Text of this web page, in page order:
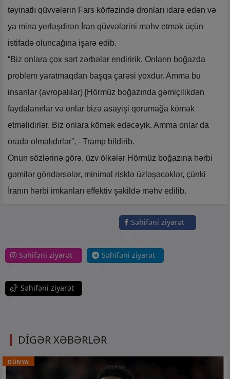
təyinatlı qüvvələrin Fars körfəzində dronları idarə edən və
ya mina yerləşdirən İran qüvvələrini məhv etmək üçün
istifadə oluncağına işarə edib.
“Biz onlara çox sərt zərbələr endiririk. Onların boğazda
problem yaratmaqdan başqa çarəsi yoxdur. Amma bu
insanlar (avropalılar) [Hörmüz boğazında gəmiçilikdən
faydalanırlar və onlar bizə asayişi qorumağa kömək
etməlidirlər. Biz onlara kömək edəcəyik. Amma onlar da
orada olmalıdırlar”, - Tramp bildirib.
Onun sözlərinə görə, üzv ölkələr Hörmüz boğazına hərbi
gəmilər göndərsələr, minimal risklə üzləşəcəklər, çünki
İranın hərbi imkanları effektiv şəkildə məhv edilib.
Səhifəni ziyarət
Səhifəni ziyarət
Səhifəni ziyarət
Səhifəni ziyarət
DİGƏR XƏBƏRLƏR
DÜNYA